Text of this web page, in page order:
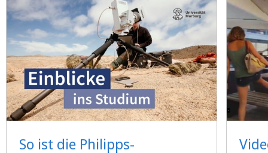
So ist die Philipps-